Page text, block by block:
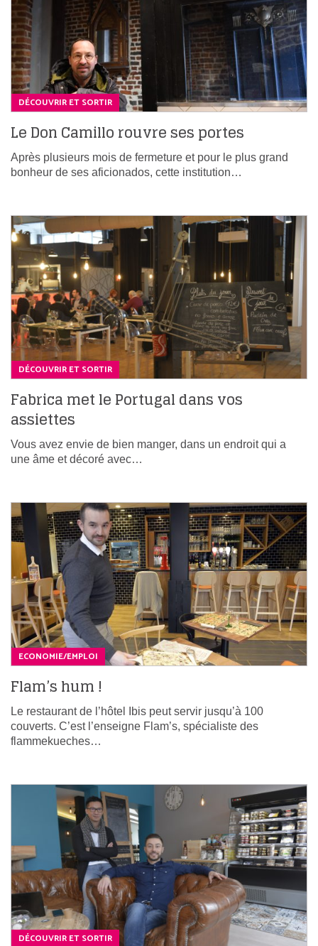
DÉCOUVRIR ET SORTIR
Le Don Camillo rouvre ses portes
Après plusieurs mois de fermeture et pour le plus grand
bonheur de ses aficionados, cette institution…
DÉCOUVRIR ET SORTIR
Fabrica met le Portugal dans vos
assiettes
Vous avez envie de bien manger, dans un endroit qui a
une âme et décoré avec…
ECONOMIE/EMPLOI
Flam’s hum !
Le restaurant de l’hôtel Ibis peut servir jusqu’à 100
couverts. C’est l’enseigne Flam’s, spécialiste des
flammekueches…
DÉCOUVRIR ET SORTIR